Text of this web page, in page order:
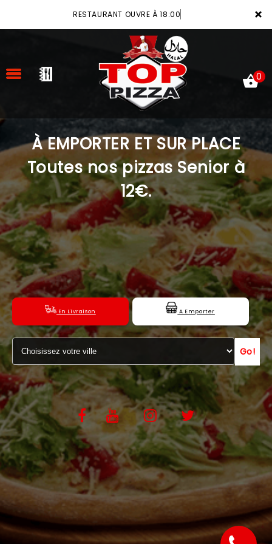
×
RESTAURANT OUVRE À 18:00
ACCUEIL
LA CARTE
VOTRE COMPTE
NOTRE RESTAURANT
VOS AVIS
MENTIONS LÉGALES
C.G.V
0
À EMPORTER ET SUR PLACE
Toutes nos pizzas Senior à
12€.
En Livraison A Emporter
Go!